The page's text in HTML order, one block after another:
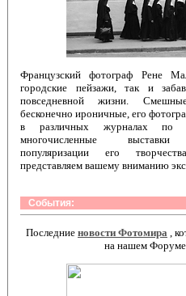
Французский фотограф Рене
городские пейзажи, так и
повседневной жизни.
бесконечно ироничные, его
в различных журналах
многочисленные выставки
популяризации его
представляем вашему вниманию
События:
Последние новости Фотомира
,
на нашем